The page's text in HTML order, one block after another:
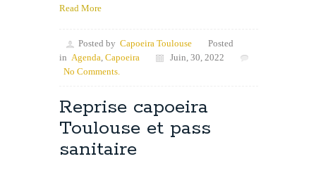
Read More
Posted by Capoeira Toulouse
Posted
in Agenda, Capoeira
Juin, 30, 2022
No Comments.
Reprise capoeira
Toulouse et pass
sanitaire